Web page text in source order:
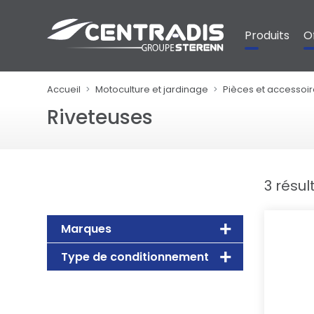
Produits
Accueil Motoculture et jardinage Pièces et
Riveteuses
Marques
Type de conditionnement
3